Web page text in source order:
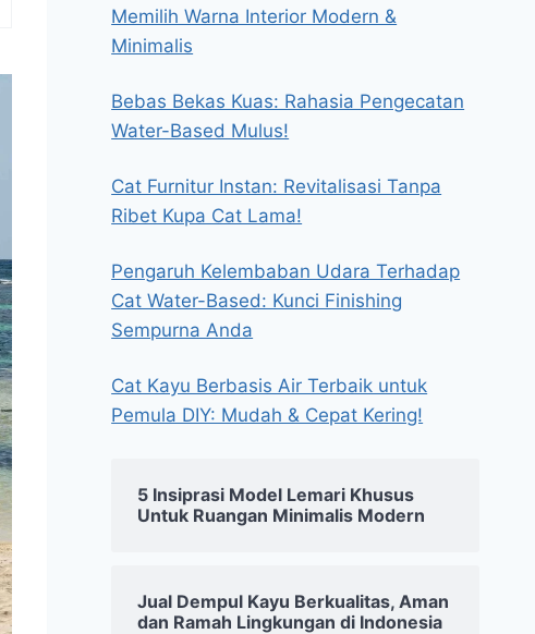
Memilih Warna Interior Modern &
Minimalis
Bebas Bekas Kuas: Rahasia Pengecatan
Water-Based Mulus!
Cat Furnitur Instan: Revitalisasi Tanpa
Ribet Kupa Cat Lama!
Pengaruh Kelembaban Udara Terhadap
Cat Water-Based: Kunci Finishing
Sempurna Anda
Cat Kayu Berbasis Air Terbaik untuk
Pemula DIY: Mudah & Cepat Kering!
5 Insiprasi Model Lemari Khusus
Untuk Ruangan Minimalis Modern
Jual Dempul Kayu Berkualitas, Aman
dan Ramah Lingkungan di Indonesia